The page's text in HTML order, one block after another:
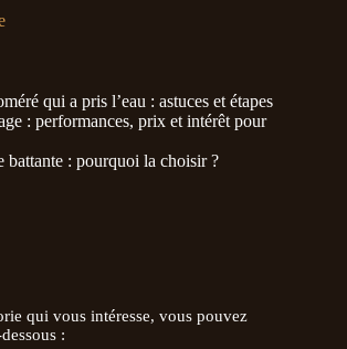
qui a pris l’eau : astuces et étapes
: performances, prix et intérêt pour
battante : pourquoi la choisir ?
qui vous intéresse, vous pouvez
: